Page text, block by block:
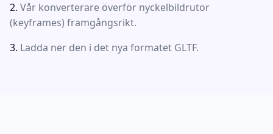
Vår konverterare överför nyckelbildrutor
(keyframes) framgångsrikt.
Ladda ner den i det nya formatet GLTF.